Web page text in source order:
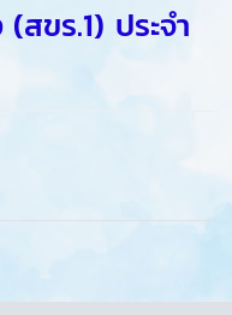
สขร.1) ประจำ